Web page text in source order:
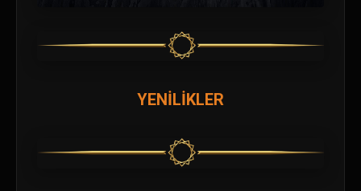
YENİLİKLER